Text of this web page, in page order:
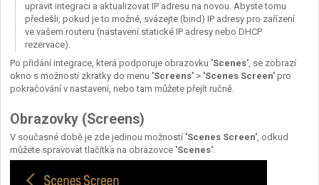
upravit integraci a aktualizovat IP adresu na novou. Abyste tomu
předešli, pokud je to možné, svázejte (bind) IP adresy pro zařízení
ve vašem routeru (nastavení statické IP adresy nebo DHCP
rezervace).
Po přidání integrace, která podporuje obrazovku 'Scenes' , se zobrazí
okno s možností zkratky do menu 'Screens' > 'Scenes Screen' pro
pokračování v nastavení, nebo tam můžete přejít ručně.
Obrazovky (Screens)
V současné době je zde jedinou možností 'Scenes Screen' , odkud
můžete spravovat tlačítka na obrazovce 'Scenes'